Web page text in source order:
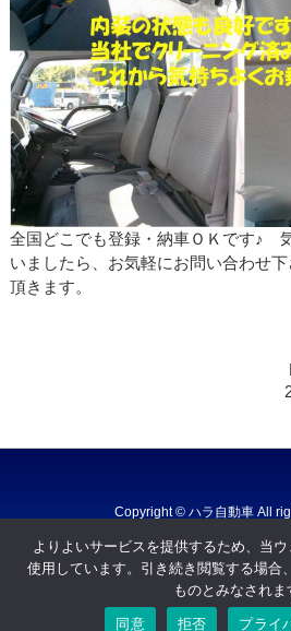
全国どこでも登録・納車ＯＫです♪
いましたら、お気軽にお問い合わせ
頂きます。
Copyright © ハラ自動車 All
よりよいサービスを提供するため、当
使用しています。引き続き閲覧する場合
ものとみなされま
同意
拒否 プライ